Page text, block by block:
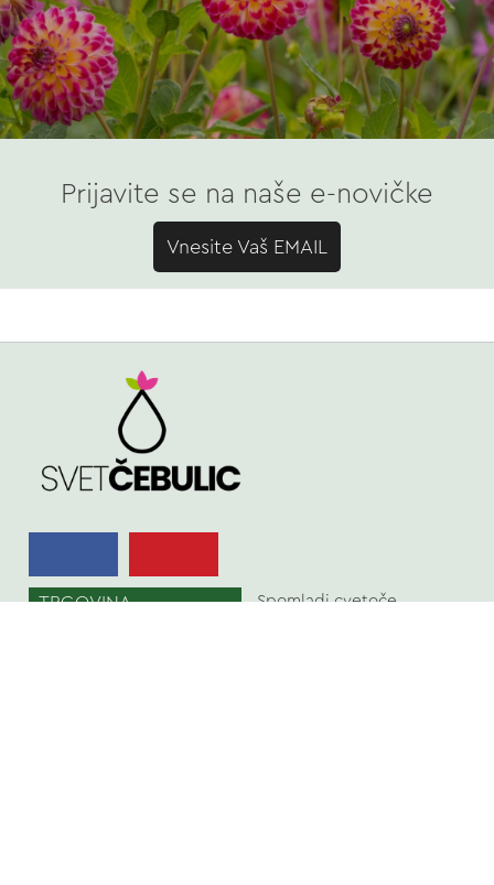
Prijavite se na naše e-novičke
Vnesite Vaš EMAIL
TRGOVINA
Spomladi cvetoče